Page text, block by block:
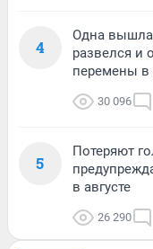
4
Одна вышла
развелся и
перемены в
30 096
5
Потеряют
в августе
26 290